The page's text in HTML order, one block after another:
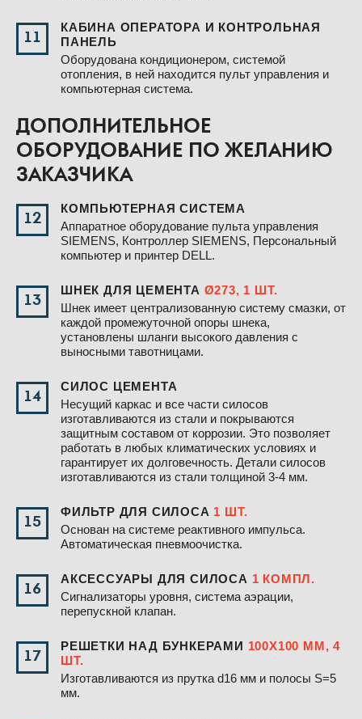
11
КАБИНА ОПЕРАТОРА И КОНТРОЛЬНАЯ
ПАНЕЛЬ
Оборудована кондиционером, системой
отопления, в ней находится пульт управления и
компьютерная система.
ДОПОЛНИТЕЛЬНОЕ
ОБОРУДОВАНИЕ ПО ЖЕЛАНИЮ
ЗАКАЗЧИКА
12
КОМПЬЮТЕРНАЯ СИСТЕМА
Аппаратное оборудование пульта управления
SIEMENS, Контроллер SIEMENS, Персональный
компьютер и принтер DELL.
13
ШНЕК ДЛЯ ЦЕМЕНТА Ø273, 1 ШТ.
Шнек имеет централизованную систему смазки, от
каждой промежуточной опоры шнека,
установлены шланги высокого давления с
выносными тавотницами.
14
СИЛОС ЦЕМЕНТА
Несущий каркас и все части силосов
изготавливаются из стали и покрываются
защитным составом от коррозии. Это позволяет
работать в любых климатических условиях и
гарантирует их долговечность. Детали силосов
изготавливаются из стали толщиной 3-4 мм.
15
ФИЛЬТР ДЛЯ СИЛОСА 1 ШТ.
Основан на системе реактивного импульса.
Автоматическая пневмоочистка.
16
АКСЕССУАРЫ ДЛЯ СИЛОСА 1 КОМПЛ.
Сигнализаторы уровня, система аэрации,
перепускной клапан.
17
РЕШЕТКИ НАД БУНКЕРАМИ 100Х100 ММ, 4
ШТ.
Изготавливаются из прутка d16 мм и полосы S=5
мм.